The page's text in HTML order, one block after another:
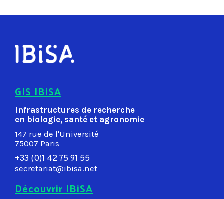
GIS IBiSA
Infrastructures de recherche
en biologie, santé et agronomie
147 rue de l'Université
75007 Paris
+33 (0)1 42 75 91 55
secretariat@ibisa.net
Découvrir IBiSA